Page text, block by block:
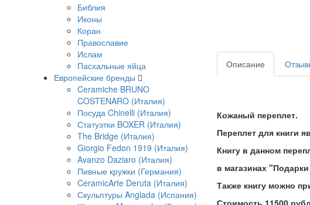
Библия
Иконы
Коран
Православие
Ислам
Пасхальные яйца
Европейские бренды
Ceramiche BRUNO
COSTENARO (Италия)
Посуда Chinelli (Италия)
Статуэтки BOXER (Италия)
The Bridge (Италия)
Giorgio Fedon 1919 (Италия)
Avanzo Daziaro (Италия)
Пивные кружки (Германия)
CeramicArte Deruta (Италия)
Скульптуры Anglada (Испания)
Описание
Кожаный переплет.
Переплет для книги
Книгу в данном
в магазинах
Также книгу можно
Стоимость 11500